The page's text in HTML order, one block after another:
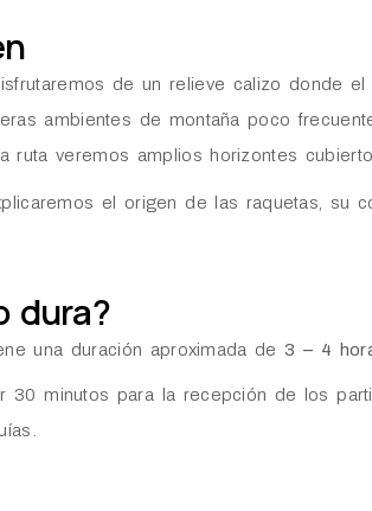
de un relieve calizo donde
ambientes de montaña poco
ruta veremos amplios horizontes
el origen de las raquetas, su
dura?
una duración aproximada de3 – 4
30 minutos para la recepción de los